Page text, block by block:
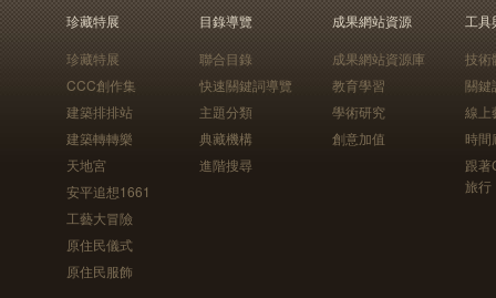
珍藏特展
珍藏特展
CCC創作集
建築排排站
建築轉轉樂
天地宮
安平追想1661
工藝大冒險
原住民儀式
原住民服飾
目錄導覽
聯合目錄
快速關鍵詞導覽
主題分類
典藏機構
進階搜尋
成果網站資源
成果網站資源庫
教育學習
學術研究
創意加值
工具
技術
關鍵
線上
時間
跟
旅行